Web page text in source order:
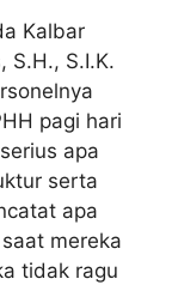
Kalbar
S.H., S.I.K.
pagi hari
apa
serta
apa
mereka
tidak ragu